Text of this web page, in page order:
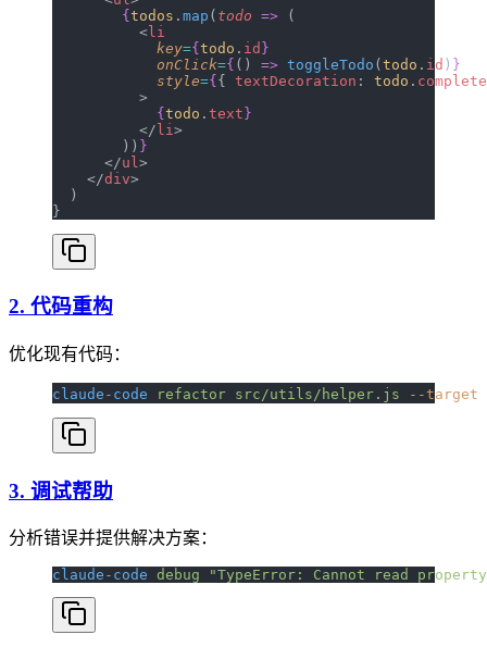
        {
todos . map ( todo => (
          <
li
            key
={todo . id }
            onClick
={ () => toggleTodo (todo . id ) }
            style
={{ textDecoration : todo .
          >
            {
todo . text}
          </
li >
        ))
}
      </
ul >
    </
div>
  )
}
2. 代码重构
优化现有代码：
claude-code refactor src/utils/helper.js --target
3. 调试帮助
分析错误并提供解决方案：
claude-code debug "TypeError: Cannot read